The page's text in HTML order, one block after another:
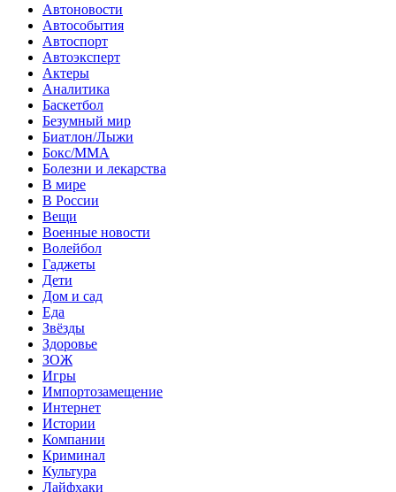
Автоновости
Автособытия
Автоспорт
Автоэксперт
Актеры
Аналитика
Баскетбол
Безумный мир
Биатлон/Лыжи
Бокс/MMA
Болезни и лекарства
В мире
В России
Вещи
Военные новости
Волейбол
Гаджеты
Дети
Дом и сад
Еда
Звёзды
Здоровье
ЗОЖ
Игры
Импортозамещение
Интернет
Истории
Компании
Криминал
Культура
Лайфхаки